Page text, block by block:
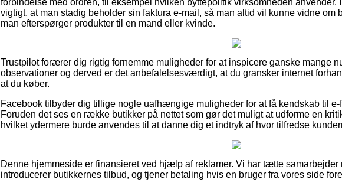
forbindelse med ordren, til eksempel hvilken byttepolitik virksomheden anvender.
vigtigt, at man stadig beholder sin faktura e-mail, så man altid vil kunne vidne
man efterspørger produkter til en mand eller kvinde.
Trustpilot forærer dig rigtig fornemme muligheder for at inspicere ganske mange
observationer og derved er det anbefalelsesværdigt, at du gransker internet
at du køber.
Facebook tilbyder dig tillige nogle uafhængige muligheder for at få kendskab til
Foruden det ses en række butikker på nettet som gør det muligt at udforme en
hvilket ydermere burde anvendes til at danne dig et indtryk af hvor tilfredse
Denne hjemmeside er finansieret ved hjælp af reklamer. Vi har tætte samarbejder
introducerer butikkernes tilbud, og tjener betaling hvis en bruger fra vores side